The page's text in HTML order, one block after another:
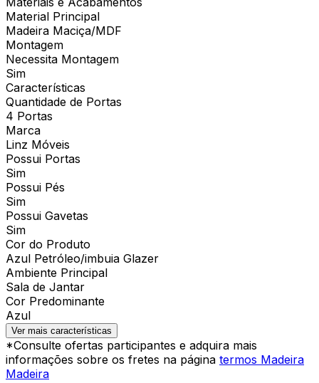
Material Principal
Madeira Maciça/MDF
Montagem
Necessita Montagem
Sim
Características
Quantidade de Portas
4 Portas
Marca
Linz Móveis
Possui Portas
Sim
Possui Pés
Sim
Possui Gavetas
Sim
Cor do Produto
Azul Petróleo/imbuia Glazer
Ambiente Principal
Sala de Jantar
Cor Predominante
Azul
Ver mais características
*Consulte ofertas participantes e adquira mais
informações sobre os fretes na página termos Madeira
Madeira